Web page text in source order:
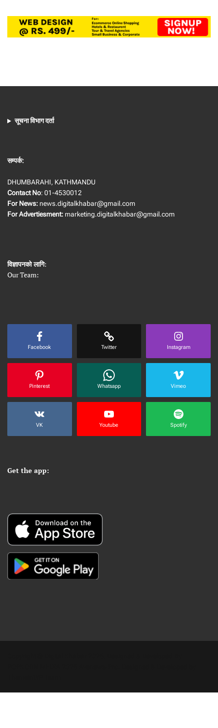
सूचना विभाग दर्ता
सम्पर्क:
DHUMBARAHI, KATHMANDU
Contact No: 01-4530012
For News: news.digitalkhabar@gmail.com
For Advertiesment: marketing.digitalkhabar@gmail.com
विज्ञापनको लागि:
Our Team:
Facebook Twitter Instagram
Pinterest Whatsapp Vimeo
VK Youtube Spotify
Get the app: